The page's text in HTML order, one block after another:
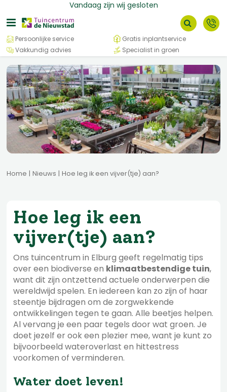
Home Nieuws Hoe leg ik een vijver(tje) aan?
Vandaag zijn wij gesloten
Persoonlijke service
Gratis inplantservice
Vakkundig advies
Specialist in groen
Hoe leg ik een
vijver(tje) aan?
Ons tuincentrum in Elburg geeft regelmatig tips
over een biodiverse en klimaatbestendige tuin,
want dit zijn ontzettend actuele onderwerpen die
wereldwijd spelen. En iedereen kan zo zijn of haar
steentje bijdragen om de zorgwekkende
ontwikkelingen tegen te gaan. Alle beetjes helpen.
Al vervang je een paar tegels door wat groen. Je
doet jezelf er ook een plezier mee, want je kunt zo
bijvoorbeeld wateroverlast en hittestress
voorkomen of verminderen.
Water doet leven!